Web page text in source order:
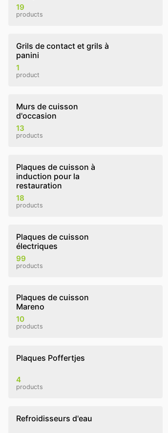
19
products
Grils de contact et grils à
panini
1
product
Murs de cuisson
d'occasion
13
products
Plaques de cuisson à
induction pour la
restauration
18
products
Plaques de cuisson
électriques
99
products
Plaques de cuisson
Mareno
10
products
Plaques Poffertjes
4
products
Refroidisseurs d'eau